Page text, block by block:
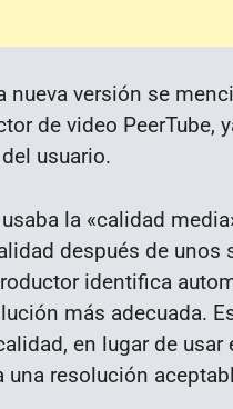
nueva versión se
de video PeerTube,
usuario.
la «calidad
después de unos
identifica
más adecuada.
en lugar de
una resolución